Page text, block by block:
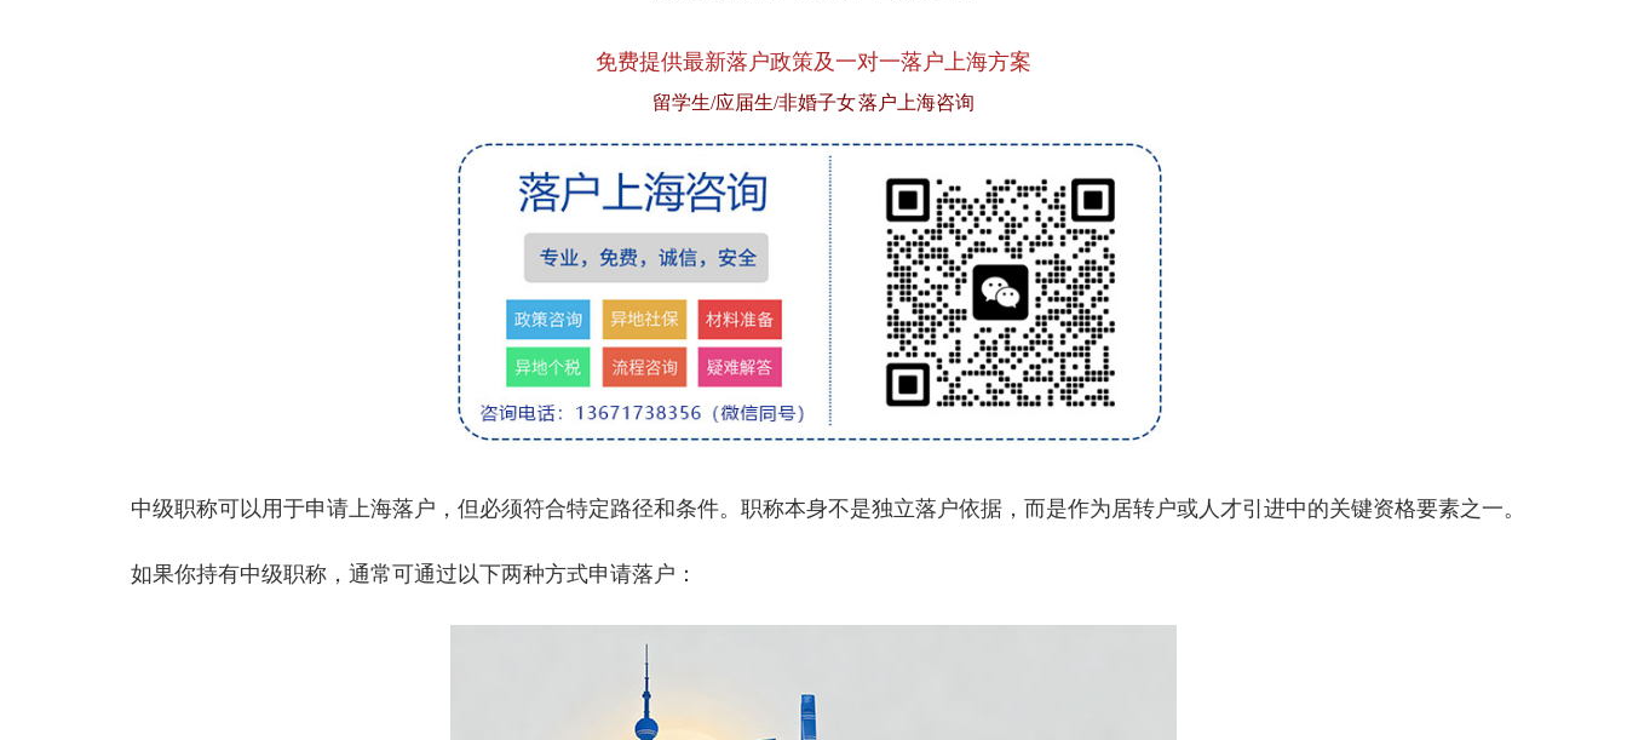
免费提供最新落户政策及一对一落户上海方案
留学生/应届生/非婚子女 落户上海咨询
中级职称可以用于申请上海落户，但必须符合特定路径和条件。职称本身不是独立落户依据，而是作为居转户或人才引进中的关键资格要素之一。
如果你持有中级职称，通常可通过以下两种方式申请落户：